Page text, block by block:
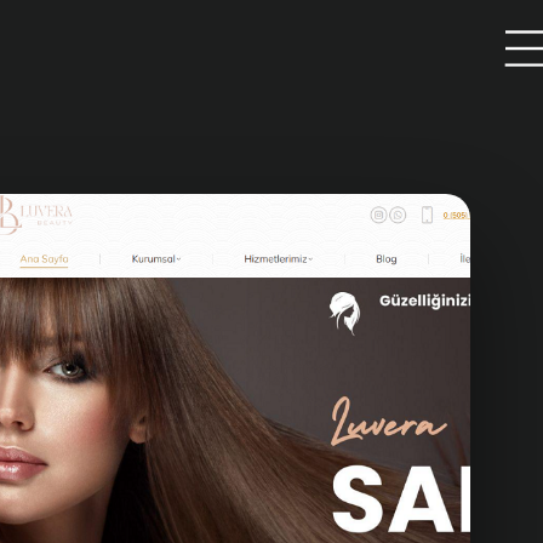
SEO ve İçerik
Pazarlaması
Arama Motoru Optimizasyonu